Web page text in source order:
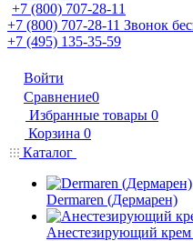
+7 (800) 707-28-11
+7 (800) 707-28-11 Звонок
+7 (495) 135-35-59
Войти
Сравнение0
Избранные товары 0
Корзина 0
Каталог
Dermaren (Дермарен)
Анестезирующий